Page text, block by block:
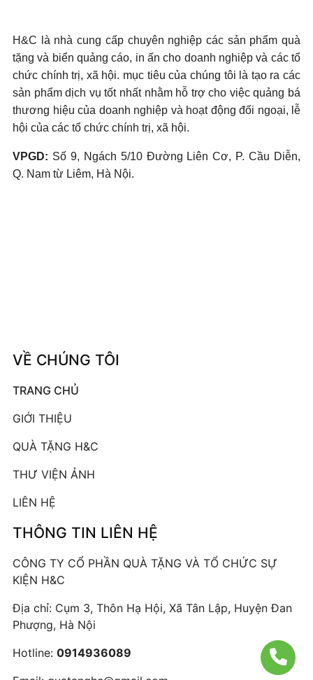
H&C là nhà cung cấp chuyên nghiệp các sản phẩm quà
tặng và biển quảng cáo, in ấn cho doanh nghiệp và các tổ
chức chính trị, xã hội. mục tiêu của chúng tôi là tạo ra các
sản phẩm dịch vụ tốt nhất nhằm hỗ trợ cho việc quảng bá
thương hiệu của doanh nghiệp và hoạt động đối ngoại, lễ
hội của các tổ chức chính trị, xã hội.
VPGD: Số 9, Ngách 5/10 Đường Liên Cơ, P. Cầu Diễn,
Q. Nam từ Liêm, Hà Nội.
VỀ CHÚNG TÔI
TRANG CHỦ
GIỚI THIỆU
QUÀ TẶNG H&C
THƯ VIỆN ẢNH
LIÊN HỆ
THÔNG TIN LIÊN HỆ
CÔNG TY CỔ PHẦN QUÀ TẶNG VÀ TỔ CHỨC SỰ
KIỆN H&C
Địa chỉ: Cụm 3, Thôn Hạ Hội, Xã Tân Lập, Huyện Đan
Phượng, Hà Nội
Hotline: 0914936089